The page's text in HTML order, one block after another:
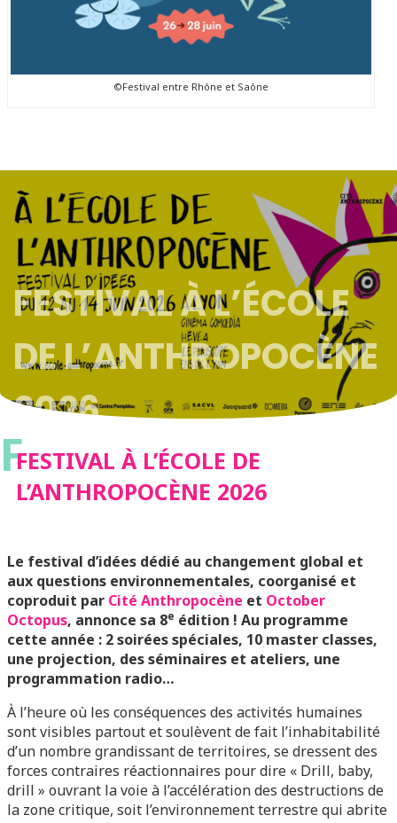
©Festival entre Rhône et Saône
FESTIVAL À L’ÉCOLE
DE L’ANTHROPOCÈNE
2026
FFESTIVAL À L’ÉCOLE DE
L’ANTHROPOCÈNE 2026
Le festival d’idées dédié au changement global et
aux questions environnementales, coorganisé et
coproduit par Cité Anthropocène et October
Octopus, annonce sa 8e édition ! Au programme
cette année : 2 soirées spéciales, 10 master classes,
une projection, des séminaires et ateliers, une
programmation radio…
À l’heure où les conséquences des activités humaines
sont visibles partout et soulèvent de fait l’inhabitabilité
d’un nombre grandissant de territoires, se dressent des
forces contraires réactionnaires pour dire « Drill, baby,
drill » ouvrant la voie à l’accélération des destructions de
la zone critique, soit l’environnement terrestre qui abrite